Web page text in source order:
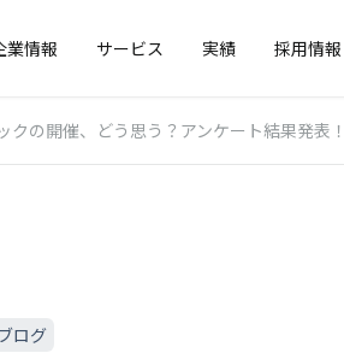
業情報 サービス 実績 採用情報
クの開催、どう思う？アンケート結果発表
ログ